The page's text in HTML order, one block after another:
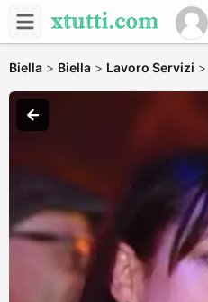
Biella > Biella > Lavoro Servizi >